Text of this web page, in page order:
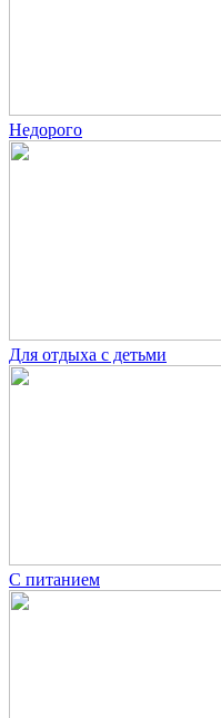
Недорого
Для отдыха с детьми
С питанием